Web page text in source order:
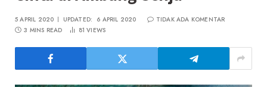
5 APRIL 2020 UPDATED: 6 APRIL 2020
TIDAK ADA KOMENTAR
3 MINS READ
81VIEWS